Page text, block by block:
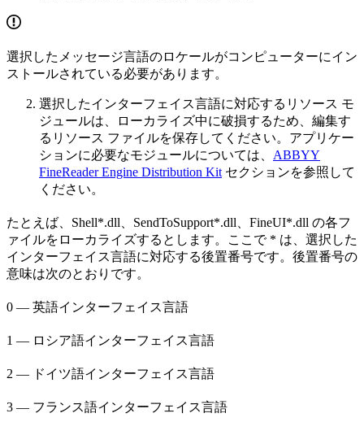
選択したメッセージ言語のロケールがコンピューターにイン
ストールされている必要があります。
選択したインターフェイス言語に対応するリソース モ
ジュールは、ローカライズ中に破損するため、編集す
るリソース ファイルを保存してください。アプリケー
ションに必要なモジュールについては、 ABBYY
FineReader Engine Distribution Kit セクションを参照して
ください。
たとえば、Shell*.dll、SendToSupport*.dll、FineUI*.dll の各フ
ァイルをローカライズするとします。ここで * は、選択した
インターフェイス言語に対応する後置番号です。後置番号の
意味は次のとおりです。
0 — 英語インターフェイス言語
1 — ロシア語インターフェイス言語
2 — ドイツ語インターフェイス言語
3 — フランス語インターフェイス言語